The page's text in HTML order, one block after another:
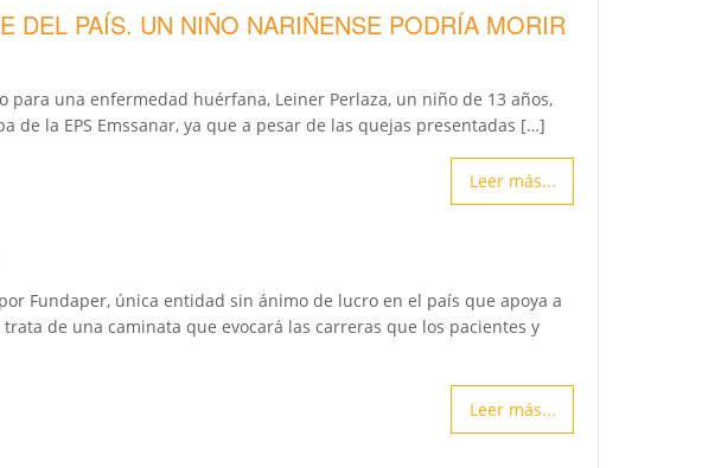
PAÍS. UN NIÑO NARIÑENSE PODRÍA MORIR
una enfermedad huérfana, Leiner Perlaza, un niño de 13 años,
de la EPS Emssanar, ya que a pesar de las quejas presentadas […]
Leer más...
Fundaper, única entidad sin ánimo de lucro en el país que apoya a
de una caminata que evocará las carreras que los pacientes y
Leer más...